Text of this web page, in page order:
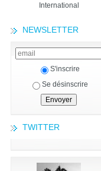
NEWSLETTER
S'inscrire
Se désinscrire
TWITTER